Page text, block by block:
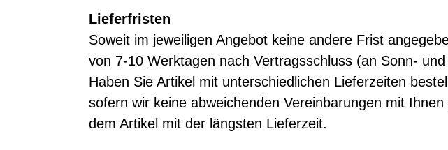
Lieferfristen
Soweit im jeweiligen Angebot keine andere Frist
von 7-10 Werktagen nach Vertragsschluss (an Sonn-
Haben Sie Artikel mit unterschiedlichen Lieferzeiten
sofern wir keine abweichenden Vereinbarungen mit
dem Artikel mit der längsten Lieferzeit.